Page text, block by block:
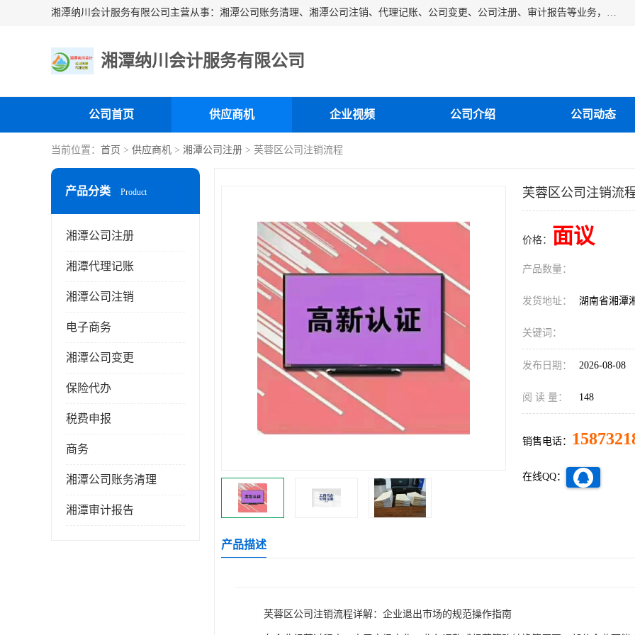
湘潭纳川会计服务有限公司主营从事：湘潭公司账务清理、湘潭公司注销、代理记账、公司变更、公司注册、审计报告等业务，公司设立有专门的代理注册部门，现有工商代办专员，部门经理从事工商代办多年，对各地区公司注册、公司变更、进出口业务等流程以及各行业公司注册、变更所需注意的细节都非常熟悉。
湘潭纳川会计服务有限公司
公司首页 供应商机 企业视频 公司介绍 公司动态
当前位置： 首页 > 供应商机 > 湘潭公司注册 > 芙蓉区公司注销流程
产品分类 Product
湘潭公司注册
湘潭代理记账
湘潭公司注销
电子商务
湘潭公司变更
保险代办
税费申报
商务
湘潭公司账务清理
湘潭审计报告
芙蓉区公司注销流
价格： 面议
产品数量：
发货地址： 湖南省湘潭
关键词：
发布日期： 2026-08-08
阅 读 量： 148
销售电话：
在线QQ：
产品描述
芙蓉区公司注销流程详解：企业退出市场的规范操作指南